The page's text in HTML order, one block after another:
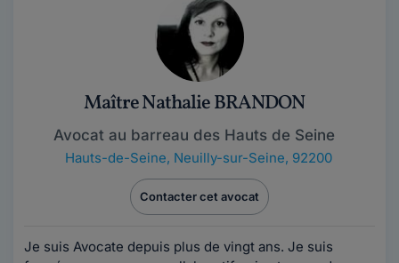
Maître Nathalie BRANDON
Avocat au barreau des Hauts de Seine
Hauts-de-Seine, Neuilly-sur-Seine, 92200
Contacter cet avocat
Je suis Avocate depuis plus de vingt ans. Je suis